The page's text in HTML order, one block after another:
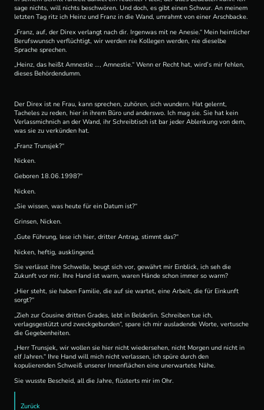
sage nichts, will nichts beschwören. Und doch, es gibt einen Schwur. An meinem
letzten Tag ritz ich Heinz und Franz in die Wand, umrahmt von einer Arschbacke.
„Franz, auf, der Direx verlangt nach dir. Irgenwas mit ne Anesie.“ Mein heimlicher
Berufswunsch verflüchtigt, wir werden nie Kollegen werden, nie dieselbe
Sprache sprechen.
„Heinz, das heißt Amnestie …, Amnestie.“ Wenn er Recht hat, wird’s mir fehlen,
dieses Behördendumm.
Der Direx ist ne Frau, kann sprechen, zuhören, sich wundern. Hat gelernt,
Tacheles zu reden, hier in ihrem Büro und anderswo. Ich mag sie. Sie hat kein
Verlassmichnich an der Wand, ihr Schreibtisch ist bar jeder Ablenkung von dem,
was sie zu verkünden hat.
„Franz Trunsjek?“
Nicken.
Geboren 18.06.1998?“
Nicken.
„Sie wissen, was heute für ein Datum ist?“
Grinsen, Nicken.
„Gute Führung, lese ich hier, dritter Antrag, stimmt das?“
Nicken, heftig, ausklingend.
Sie verlässt ihre Schwelle, beugt sich vor, gewährt mir Einblick, ich seh die
Zukunft vor mir. Ihre Hand ist warm, waren Hände schon immer so warm?
„Hier steht, sie haben Familie, die auf sie wartet, eine Arbeit, die für Einkunft
sorgt?“
„Zieh zur Cousine dritten Grades, lebt in Belderlin. Schreiben tue ich,
verlagsgestützt und zweckgebunden“, spare ich mir ausladende Worte, vertusche
die Gegebenheiten.
„Herr Trunsjek, wir wollen sie hier nicht wiedersehen, nicht Morgen und nicht in
elf Jahren.“ Ihre Hand will mich nicht verlassen, ich spüre durch den
kopulierenden Schweiß unserer Innenflächen eine unerwartete Nähe.
Sie wusste Bescheid, all die Jahre, flüsterts mir im Ohr.
Zurück